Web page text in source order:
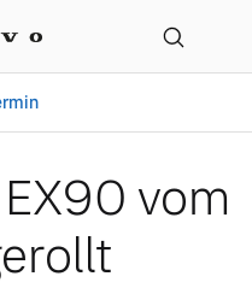
vom
vom